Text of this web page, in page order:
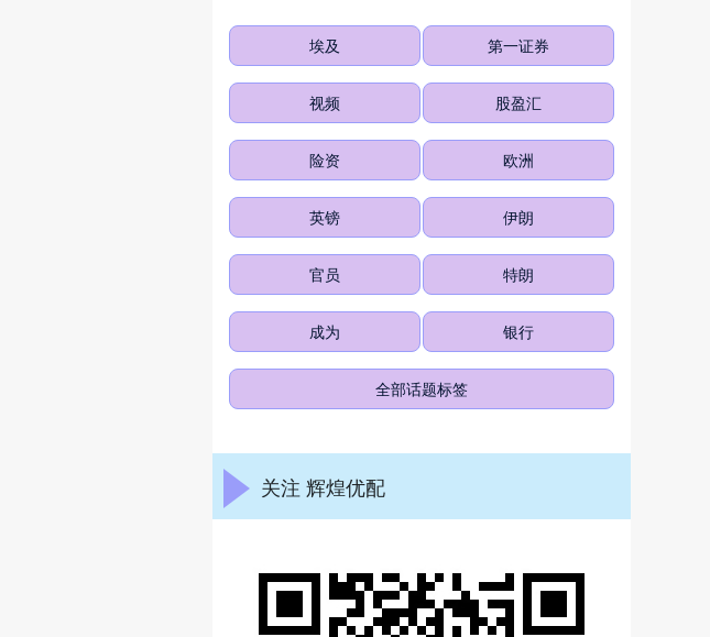
埃及 第一证券
视频 股盈汇
险资 欧洲
英镑 伊朗
官员 特朗
成为 银行
全部话题标签
关注 辉煌优配